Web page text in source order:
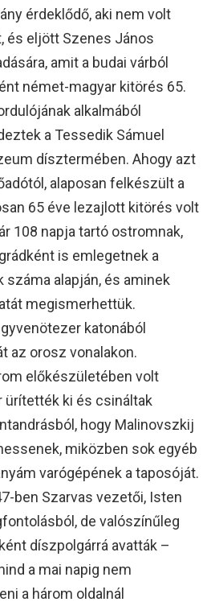
érdeklődő, aki nem volt
és eljött Szenes János
amit a budai várból
német-magyar kitörés 65.
alkalmából
a Tessedik Sámuel
dísztermében. Ahogy azt
alaposan felkészült a
65 éve lezajlott kitörés volt
108 napja tartó ostromnak,
is emlegetnek a
alapján, és aminek
megismerhettük.
katonából
az orosz vonalakon.
előkészületében volt
ürítették ki és csináltak
hogy Malinovszkij
miközben sok egyéb
varógépének a taposóját.
ben Szarvas vezetői, Isten
de valószínűleg
díszpolgárrá avatták –
a mai napig nem
a három oldalnál